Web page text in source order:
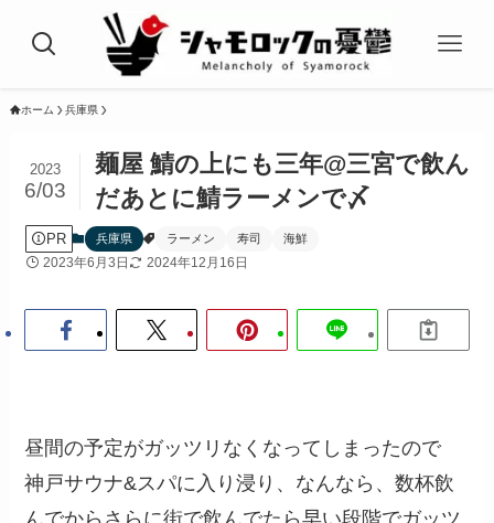
ホーム 兵庫県
麺屋 鯖の上にも三年@三宮で飲ん
だあとに鯖ラーメンで〆
2023
6/03
PR 兵庫県 ラーメン 寿司 海鮮
2023年6月3日 2024年12月16日
昼間の予定がガッツリなくなってしまったので
神戸サウナ&スパに入り浸り、なんなら、数杯飲
んでからさらに街で飲んでたら早い段階でガッツ